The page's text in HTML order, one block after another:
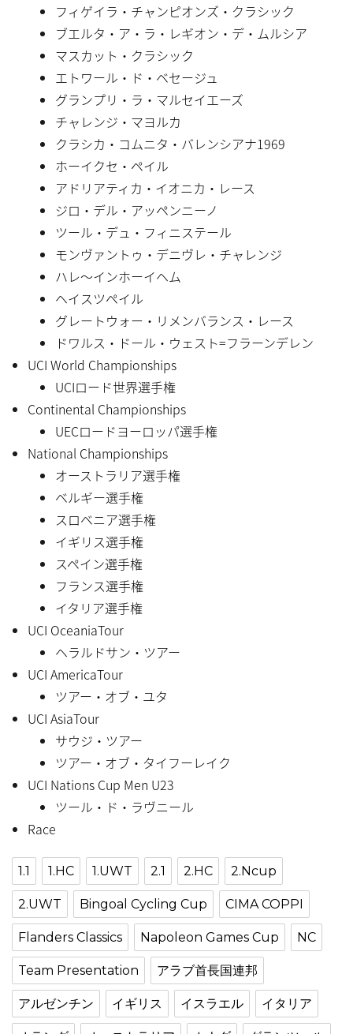
フィゲイラ・チャンピオンズ・クラシック
ブエルタ・ア・ラ・レギオン・デ・ムルシア
マスカット・クラシック
エトワール・ド・ベセージュ
グランプリ・ラ・マルセイエーズ
チャレンジ・マヨルカ
クラシカ・コムニタ・バレンシアナ1969
ホーイクセ・ペイル
アドリアティカ・イオニカ・レース
ジロ・デル・アッペンニーノ
ツール・デュ・フィニステール
モンヴァントゥ・デニヴレ・チャレンジ
ハレ〜インホーイヘム
ヘイスツペイル
グレートウォー・リメンバランス・レース
ドワルス・ドール・ウェスト=フラーンデレン
UCI World Championships
UCIロード世界選手権
Continental Championships
UECロードヨーロッパ選手権
National Championships
オーストラリア選手権
ベルギー選手権
スロベニア選手権
イギリス選手権
スペイン選手権
フランス選手権
イタリア選手権
UCI OceaniaTour
ヘラルドサン・ツアー
UCI AmericaTour
ツアー・オブ・ユタ
UCI AsiaTour
サウジ・ツアー
ツアー・オブ・タイフーレイク
UCI Nations Cup Men U23
ツール・ド・ラヴニール
Race
1.1 1.HC 1.UWT 2.1 2.HC 2.Ncup
2.UWT Bingoal Cycling Cup CIMA COPPI
Flanders Classics Napoleon Games Cup NC
Team Presentation アラブ首長国連邦
アルゼンチン イギリス イスラエル イタリア